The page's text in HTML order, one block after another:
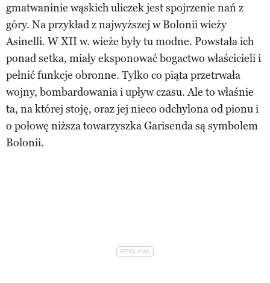
gmatwaninie wąskich uliczek jest spojrzenie nań z
góry. Na przykład z najwyższej w Bolonii wieży
Asinelli. W XII w. wieże były tu modne. Powstała ich
ponad setka, miały eksponować bogactwo właścicieli i
pełnić funkcje obronne. Tylko co piąta przetrwała
wojny, bombardowania i upływ czasu. Ale to właśnie
ta, na której stoję, oraz jej nieco odchylona od pionu i
o połowę niższa towarzyszka Garisenda są symbolem
Bolonii.